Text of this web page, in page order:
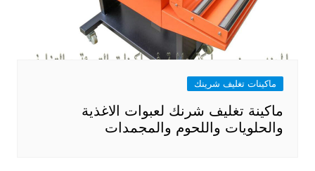
ماكينات تغليف شرينك
ماكينة تغليف شرنك لعبوات الاغذية
والحلويات واللحوم والمجمدات